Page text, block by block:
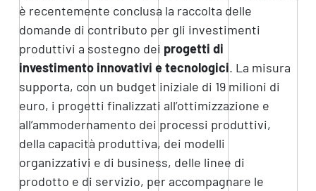
è recentemente conclusa la raccolta delle
domande di contributo per gli investimenti
produttivi a sostegno dei progetti di
investimento innovativi e tecnologici. La misura
supporta, con un budget iniziale di 19 milioni di
euro, i progetti finalizzati all’ottimizzazione e
all’ammodernamento dei processi produttivi,
della capacità produttiva, dei modelli
organizzativi e di business, delle linee di
prodotto e di servizio, per accompagnare le